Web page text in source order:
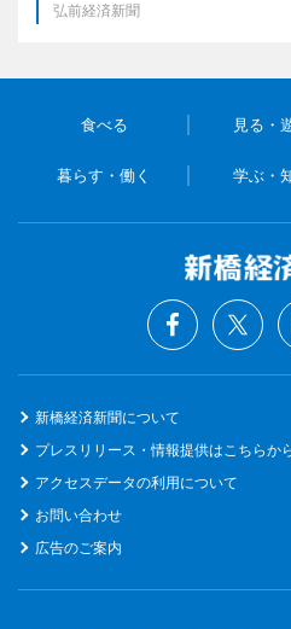
弘前経済新聞
食べる 見る・
暮らす・働く 学ぶ・
新橋経済新聞について
プレスリリース・情報提供はこちらか
アクセスデータの利用について
お問い合わせ
広告のご案内